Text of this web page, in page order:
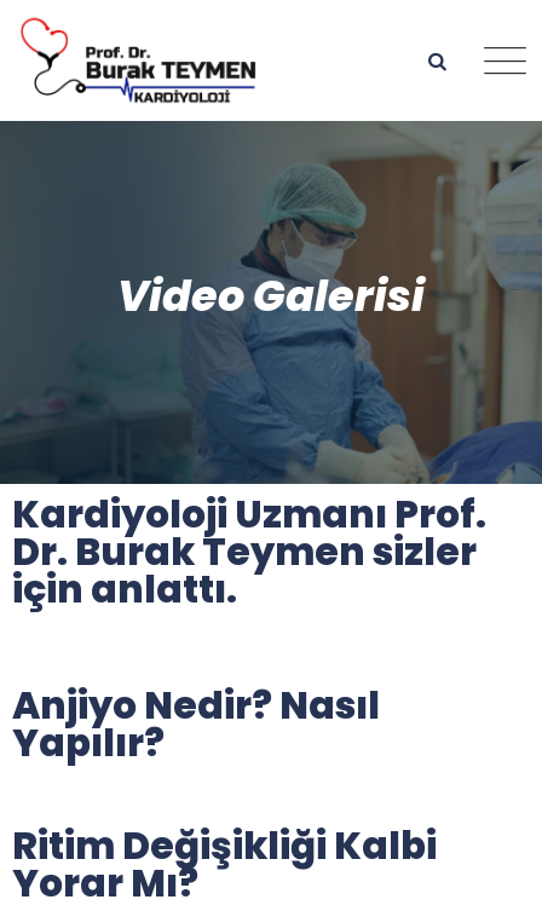
Video Galerisi
Kardiyoloji Uzmanı Prof.
Dr. Burak Teymen sizler
için anlattı.
Anjiyo Nedir? Nasıl
Yapılır?
Ritim Değişikliği Kalbi
Yorar Mı?